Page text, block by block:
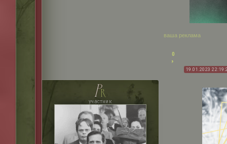
ваша реклама
0
19.01.2023
pr
участник